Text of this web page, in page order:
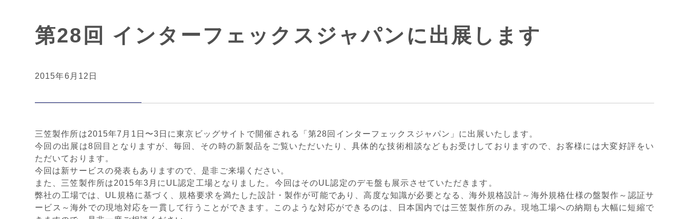
第28回 インターフェックスジャパンに出展します
2015年6月12日
三笠製作所は2015年7月1日〜3日に東京ビッグサイトで開催される「第28回インターフェックスジャパン」に出展いたします。
今回の出展は8回目となりますが、毎回、その時の新製品をご覧いただいたり、具体的な技術相談などもお受けしておりますので、お客様には大変好評をい
ただいております。
今回は新サービスの発表もありますので、是非ご来場ください。
また、三笠製作所は2015年3月にUL認定工場となりました。今回はそのUL認定のデモ盤も展示させていただきます。
弊社の工場では、UL規格に基づく、規格要求を満たした設計・製作が可能であり、高度な知識が必要となる、海外規格設計～海外規格仕様の盤製作～認証サ
ービス～海外での現地対応を一貫して行うことができます。このような対応ができるのは、日本国内では三笠製作所のみ。現地工場への納期も大幅に短縮で